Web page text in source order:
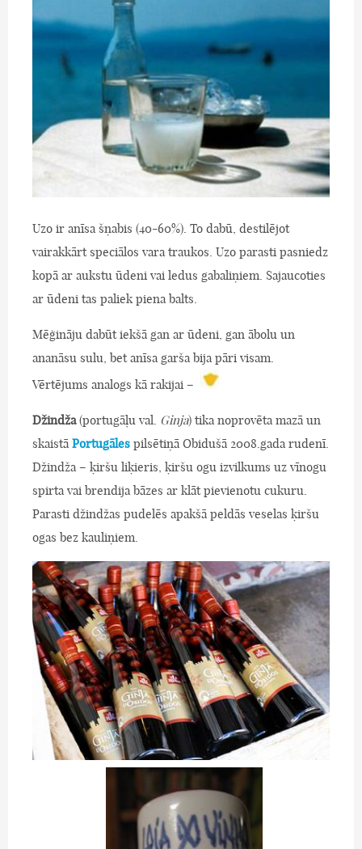
Uzo ir anīsa šņabis (40-60%). To dabū, destilējot
vairakkārt speciālos vara traukos. Uzo parasti pasniedz
kopā ar aukstu ūdeni vai ledus gabaliņiem. Sajaucoties
ar ūdeni tas paliek piena balts.
Mēģināju dabūt iekšā gan ar ūdeni, gan ābolu un
ananāsu sulu, bet anīsa garša bija pāri visam.
Vērtējums analogs kā rakijai –
Džindža(portugāļu val. Ginja) tika noprovēta mazā un
skaistā Portugāles pilsētiņā Obidušā 2008.gada rudenī.
Džindža – ķiršu liķieris, ķiršu ogu izvilkums uz vīnogu
spirta vai brendija bāzes ar klāt pievienotu cukuru.
Parasti džindžas pudelēs apakšā peldās veselas ķiršu
ogas bez kauliņiem.